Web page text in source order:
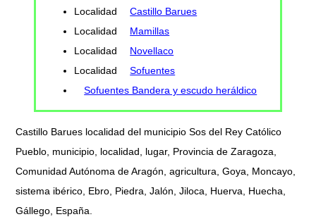
Localidad
Castillo Barues
Localidad
Mamillas
Localidad
Novellaco
Localidad
Sofuentes
Sofuentes Bandera y escudo heráldico
Castillo Barues localidad del municipio Sos del Rey Católico
Pueblo, municipio, localidad, lugar, Provincia de Zaragoza,
Comunidad Autónoma de Aragón, agricultura, Goya, Moncayo,
sistema ibérico, Ebro, Piedra, Jalón, Jiloca, Huerva, Huecha,
Gállego, España.